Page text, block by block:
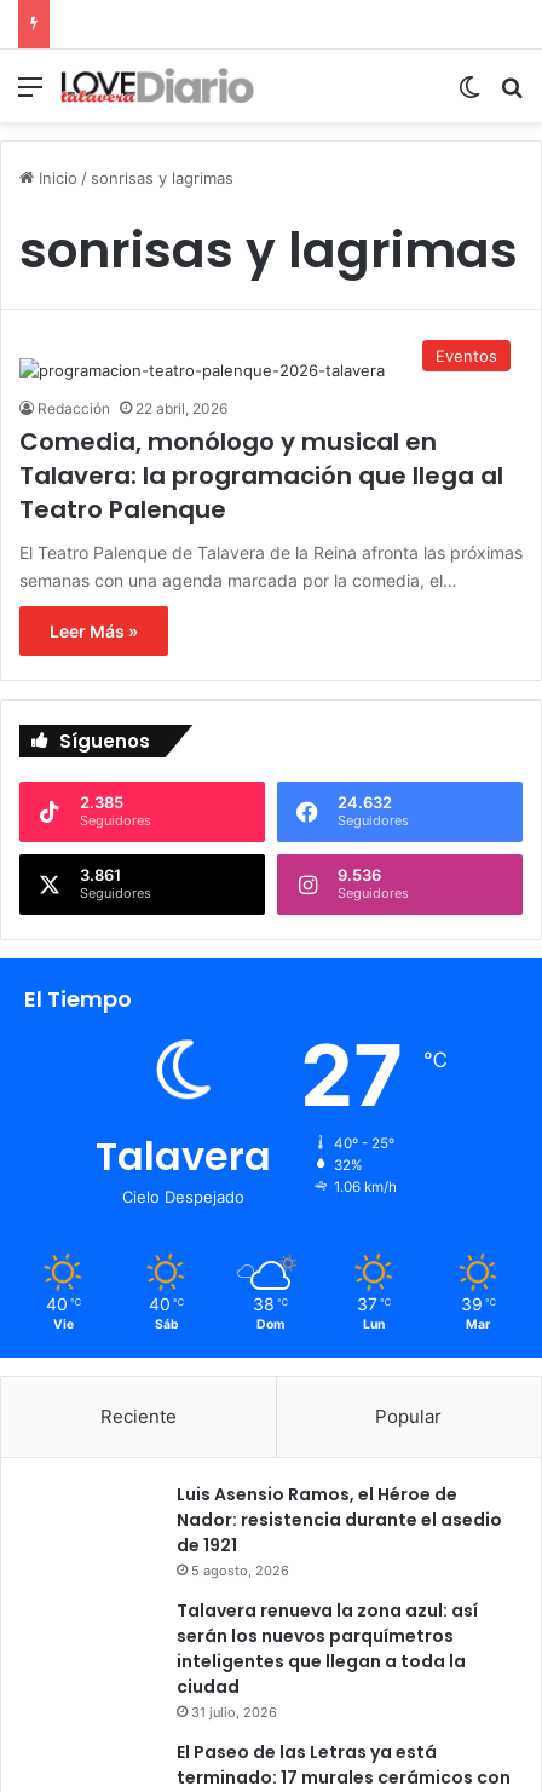
Menú
Inicio / sonrisas y lagrimas
sonrisas y lagrimas
Eventos
Redacción 22 abril, 2026
Comedia, monólogo y musical en
Talavera: la programación que llega al
Teatro Palenque
El Teatro Palenque de Talavera de la Reina afronta las próximas
semanas con una agenda marcada por la comedia, el…
Leer Más »
Síguenos
2.385
Seguidores
24.632
Seguidores
3.861
Seguidores
9.536
Seguidores
El Tiempo
Talavera
Cielo Despejado
27 ℃
40º - 25º
32%
1.06 km/h
40 ℃
Vie
40 ℃
Sáb
38 ℃
Dom
37 ℃
Lun
39 ℃
Mar
Reciente Popular
Luis Asensio Ramos, el Héroe de
Nador: resistencia durante el asedio
de 1921
5 agosto, 2026
Talavera renueva la zona azul: así
serán los nuevos parquímetros
inteligentes que llegan a toda la
ciudad
31 julio, 2026
El Paseo de las Letras ya está
terminado: 17 murales cerámicos con